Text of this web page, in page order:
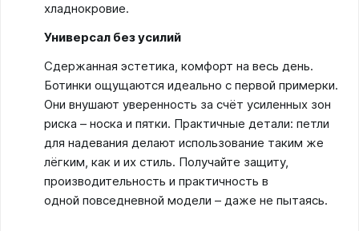
хладнокровие.
Универсал без усилий
Сдержанная эстетика, комфорт на весь день.
Ботинки ощущаются идеально с первой примерки.
Они внушают уверенность за счёт усиленных зон
риска – носка и пятки. Практичные детали: петли
для надевания делают использование таким же
лёгким, как и их стиль. Получайте защиту,
производительность и практичность в
одной повседневной модели – даже не пытаясь.